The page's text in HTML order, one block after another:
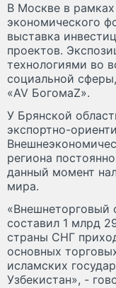
В Москве в
экономического
выставка
проектов.
технологиями во
социальной
«AV БогомаZ».
У Брянской
экспортно-
региона
данный момент
мира.
«Внешнеторговый
составил 1 млрд
страны СНГ
основных
исламских
Узбекистан», -